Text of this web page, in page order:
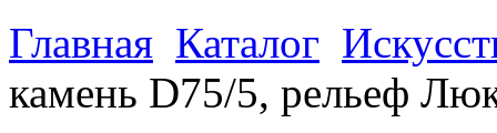
Главная Каталог
камень D75/5, рельеф